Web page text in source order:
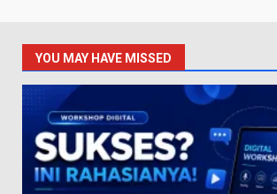
YOU MAY HAVE MISSED